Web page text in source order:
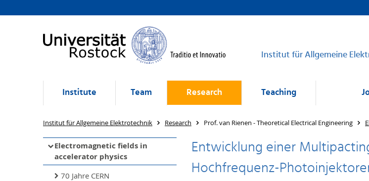
Institut für Allgemeine
Institute Team Research Teaching
Institut für Allgemeine Elektrotechnik Research Prof. van Rienen - Theoretical Electrical Engineering
Electromagnetic fields in
accelerator physics
70 Jahre CERN
Entwicklung einer
Hochfrequenz-